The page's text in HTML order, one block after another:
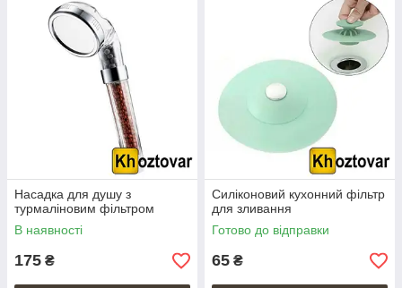
Насадка для душу з
турмаліновим фільтром
В наявності
175 ₴
Силіконовий кухонний фільтр
для зливання
Готово до відправки
65 ₴